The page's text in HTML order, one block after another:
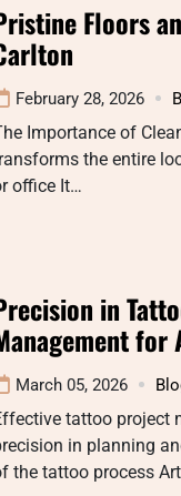
Floors
February 28, 2026
Importance of
the entire
office It…
in
for
March 05, 2026
tattoo project
in planning
the tattoo process